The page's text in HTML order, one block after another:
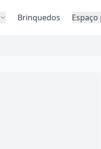
Brinquedos